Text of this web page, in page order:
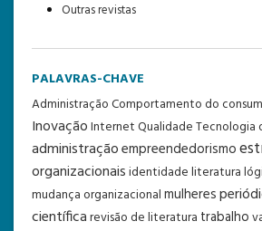
Outras revistas
PALAVRAS-CHAVE
AdministraçãoComportamento do
InovaçãoInternetQualidadeTecnologia
administraçãoempreendedorismo
organizacionaisidentidadeliteratura
mudança organizacionalmulheres
científicarevisão de literatura trabalho